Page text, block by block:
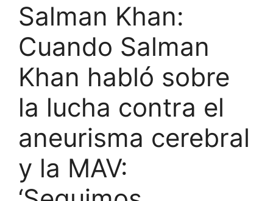
Salman Khan:
Cuando Salman
Khan habló sobre
la lucha contra el
aneurisma cerebral
y la MAV: